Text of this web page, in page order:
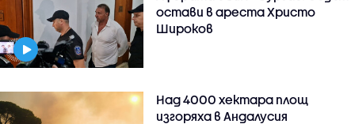
остави в ареста Христо
Широков
Над 4000 хектара площ
изгоряха в Андалусия